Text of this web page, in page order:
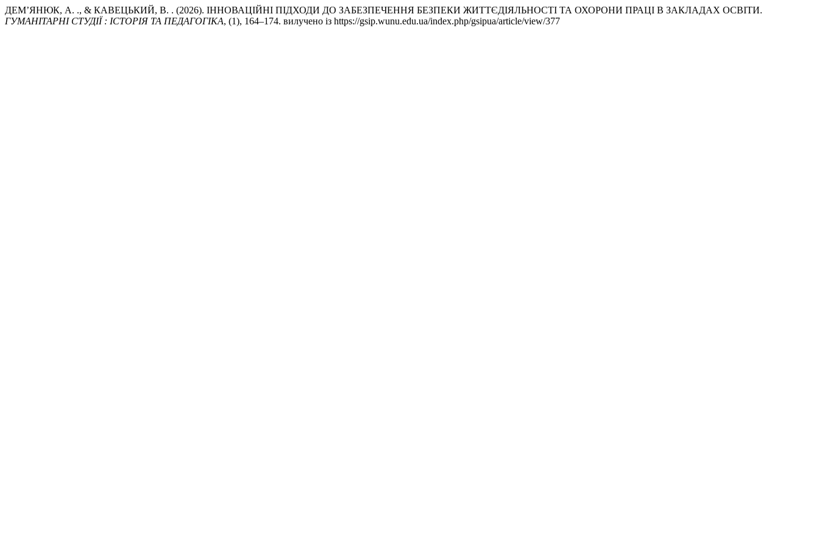
ДЕМ’ЯНЮК, А. ., & КАВЕЦЬКИЙ, В. . (2026). ІННОВАЦІЙНІ ПІДХОДИ ДО ЗАБЕЗПЕЧЕННЯ БЕЗПЕКИ ЖИТТЄДІЯЛЬНОСТІ ТА ОХОРОНИ ПРАЦІ В ЗАКЛАДАХ ОСВІТИ.
ГУМАНІТАРНІ СТУДІЇ : ІСТОРІЯ ТА ПЕДАГОГІКА, (1), 164–174. вилучено із https://gsip.wunu.edu.ua/index.php/gsipua/article/view/377